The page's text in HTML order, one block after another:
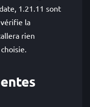
1.21.11 sont
vérifie la
rien